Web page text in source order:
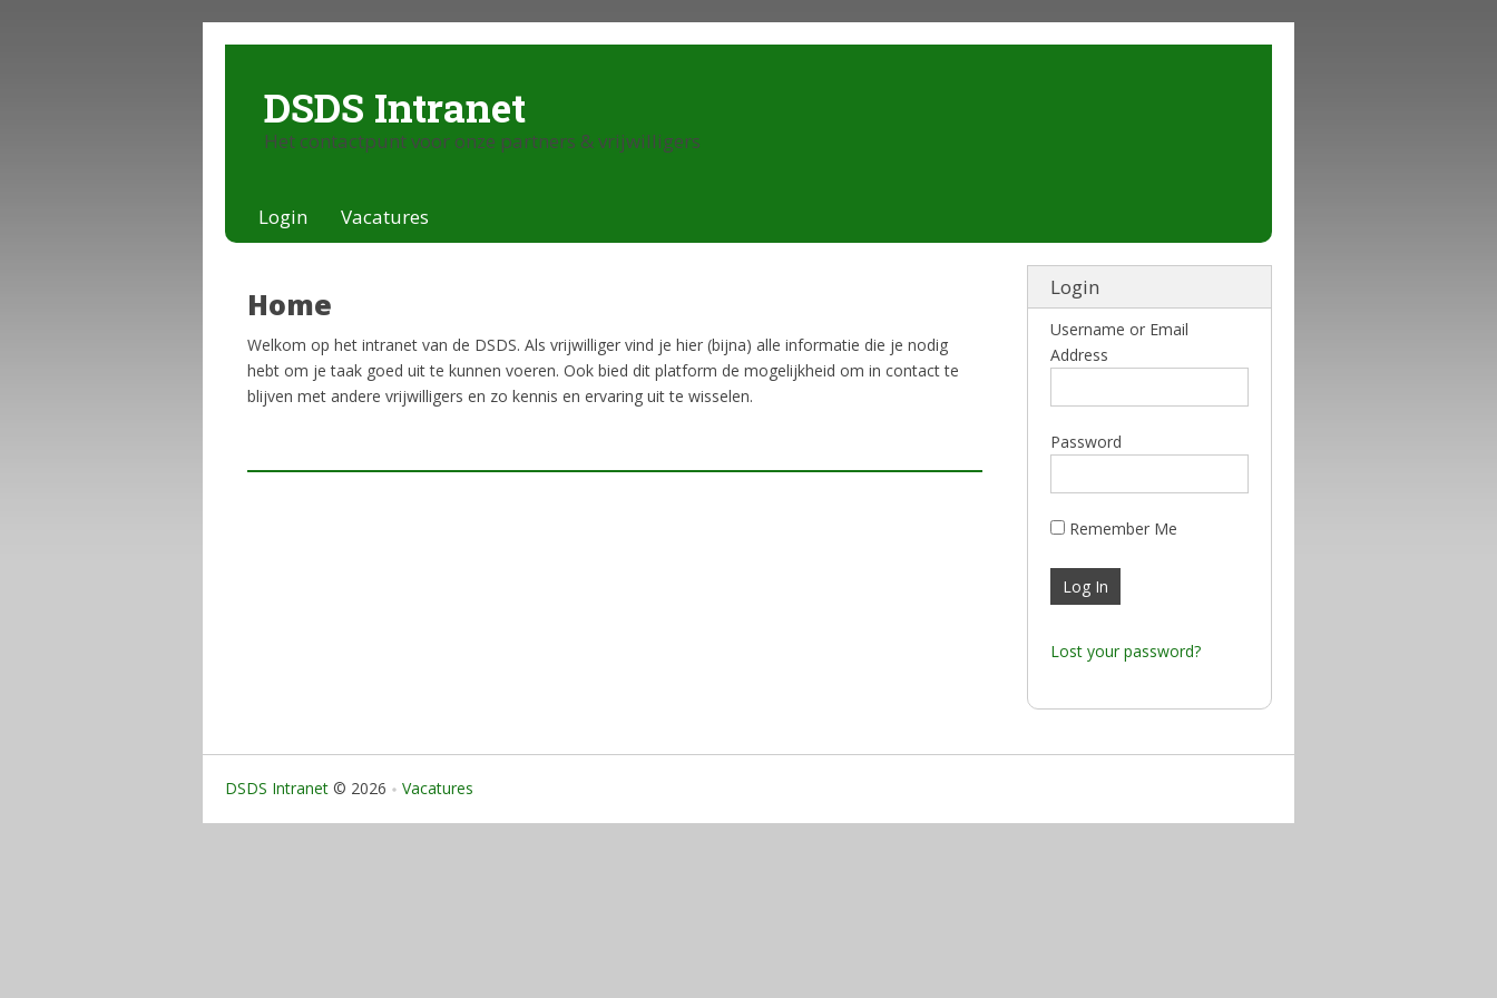
DSDS Intranet
Het contactpunt voor onze partners & vrijwilligers
Login Vacatures
Home
Welkom op het intranet van de DSDS. Als vrijwilliger vind je hier (bijna) alle informatie die je nodig
hebt om je taak goed uit te kunnen voeren. Ook bied dit platform de mogelijkheid om in contact te
blijven met andere vrijwilligers en zo kennis en ervaring uit te wisselen.
Login
Username or Email
Address
Password
Remember Me
Lost your password?
DSDS Intranet © 2026 Vacatures